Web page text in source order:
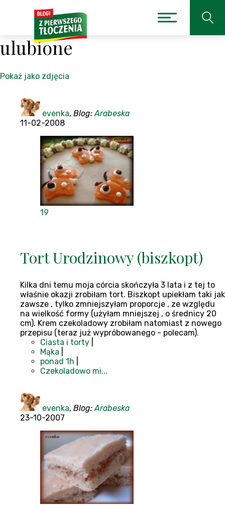
ulubione
Pokaż jako zdjęcia
evenka, Blog: Arabeska
11-02-2008
19
Tort Urodzinowy (biszkopt)
Kilka dni temu moja córcia skończyła 3 lata i z tej to
właśnie okazji zrobiłam tort. Biszkopt upiekłam taki jak
zawsze , tylko zmniejszyłam proporcje , ze względu
na wielkość formy (użyłam mniejszej , o średnicy 20
cm). Krem czekoladowy zrobiłam natomiast z nowego
przepisu (teraz już wypróbowanego - polecam).
Ciasta i torty
Mąka
ponad 1h
Czekoladowo mi...
evenka, Blog: Arabeska
23-10-2007